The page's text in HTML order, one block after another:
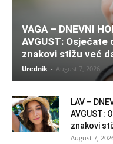
VAGA – DNEVNI
AVGUST:
znakovi stižu već
Urednik - August 7, 2026
LAV –
AVGUST:
znakovi
August 7,